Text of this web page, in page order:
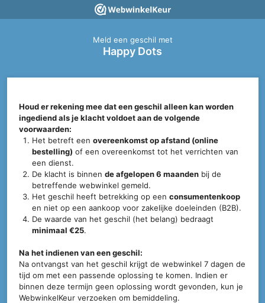
Meld een geschil met
Happy Dots
Houd er rekening mee dat een geschil alleen kan worden
ingediend als je klacht voldoet aan de volgende
voorwaarden:
Het betreft eenovereenkomst op afstand (online
bestelling) of een overeenkomst tot het verrichten van
een dienst.
De klacht is binnende afgelopen 6 maanden bij de
betreffende webwinkel gemeld.
Het geschil heeft betrekking op eenconsumentenkoop
en niet op een aankoop voor zakelijke doeleinden (B2B).
De waarde van het geschil (het belang) bedraagt
minimaal €25.
Na het indienen van een geschil:
Na ontvangst van het geschil krijgt de webwinkel 7 dagen de
tijd om met een passende oplossing te komen. Indien er
binnen deze termijn geen oplossing wordt gevonden, kun je
WebwinkelKeur verzoeken om bemiddeling.